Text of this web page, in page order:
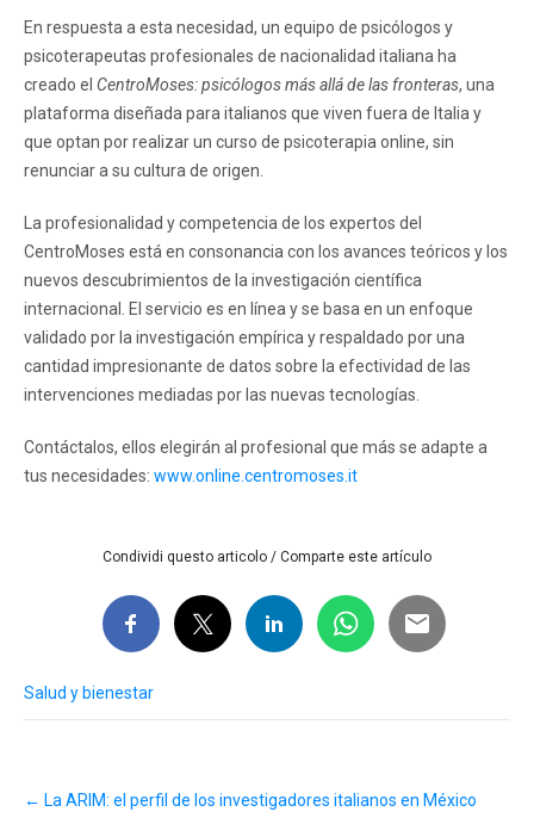
En respuesta a esta necesidad, un equipo de psicólogos y
psicoterapeutas profesionales de nacionalidad italiana ha
creado el CentroMoses: psicólogos más allá de las fronteras, una
plataforma diseñada para italianos que viven fuera de Italia y
que optan por realizar un curso de psicoterapia online, sin
renunciar a su cultura de origen.
La profesionalidad y competencia de los expertos del
CentroMoses está en consonancia con los avances teóricos y los
nuevos descubrimientos de la investigación científica
internacional. El servicio es en línea y se basa en un enfoque
validado por la investigación empírica y respaldado por una
cantidad impresionante de datos sobre la efectividad de las
intervenciones mediadas por las nuevas tecnologías.
Contáctalos, ellos elegirán al profesional que más se adapte a
tus necesidades: www.online.centromoses.it
Condividi questo articolo / Comparte este artículo
Salud y bienestar
navigation
← La ARIM: el perfil de los investigadores italianos en México